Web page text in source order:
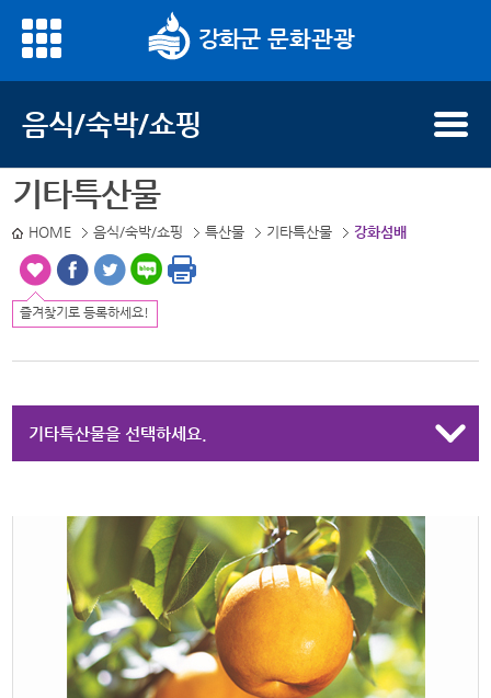
문화관광
음식/숙박/쇼핑
기타특산물
HOME 음식/숙박/쇼핑 특산물 기타특산물 강화섬배
즐겨찾기로 등록하세요!
기타특산물을 선택하세요.